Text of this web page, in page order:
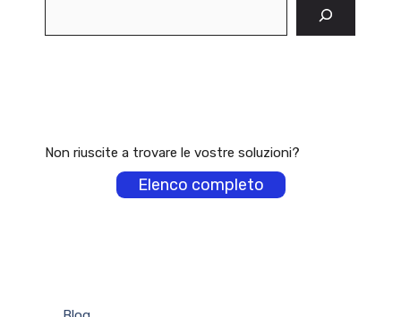
Non riuscite a trovare le vostre soluzioni?
Elenco completo